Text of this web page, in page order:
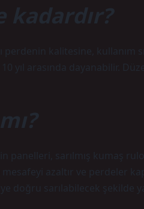
kalitesine, kullanım
yıl arasında dayanabilir.
panelleri, sarılmış kumaş
azaltır ve perdeler
doğru sarılabilecek şekilde